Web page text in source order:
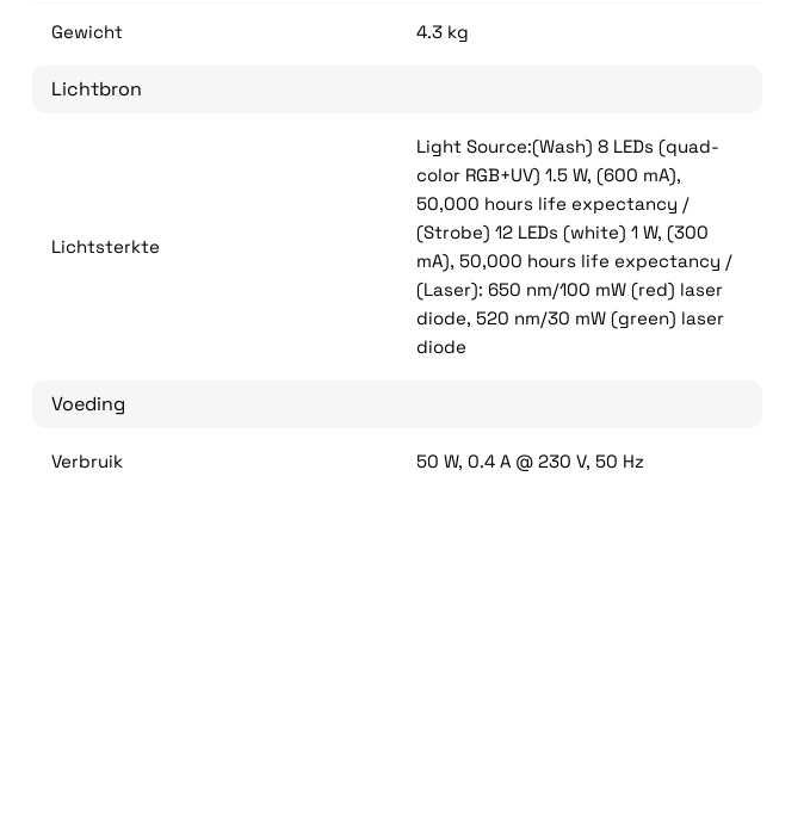
Gewicht 4.3 kg
Lichtbron
Lichtsterkte
Light Source:(Wash) 8 LEDs (quad-
color RGB+UV) 1.5 W, (600 mA),
50,000 hours life expectancy /
(Strobe) 12 LEDs (white) 1 W, (300
mA), 50,000 hours life expectancy /
(Laser): 650 nm/100 mW (red) laser
diode, 520 nm/30 mW (green) laser
diode
Voeding
Verbruik 50 W, 0.4 A @ 230 V, 50 Hz